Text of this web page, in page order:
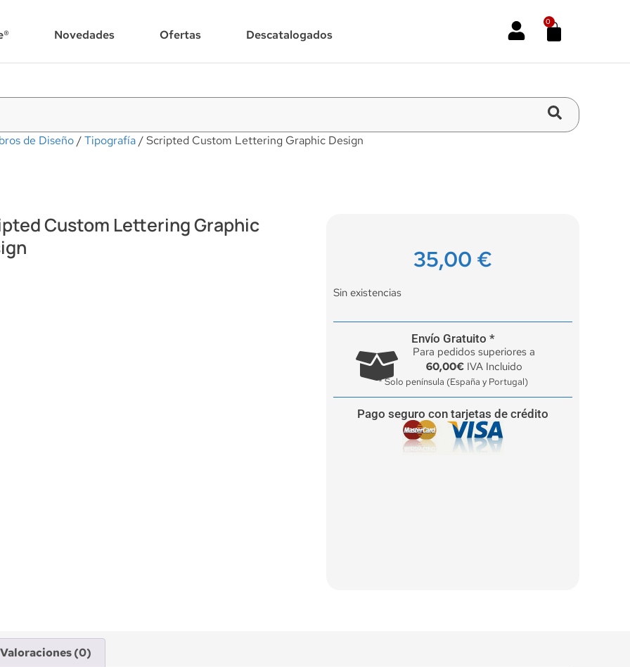
Novedades Ofertas Descatalogados
0
de Diseño /Tipografía / Scripted Custom Lettering Graphic Design
Custom Lettering Graphic
35,00 €
Sin existencias
Envío Gratuito *
Para pedidos superiores a
60,00€IVA Incluido
* Solo península (España y Portugal)
Pago seguro con tarjetas de crédito
Valoraciones (0)